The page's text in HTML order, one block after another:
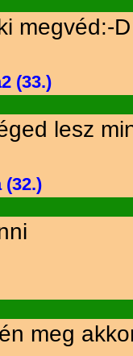
megvéd:-D
(33.)
lesz
(32.)
meg